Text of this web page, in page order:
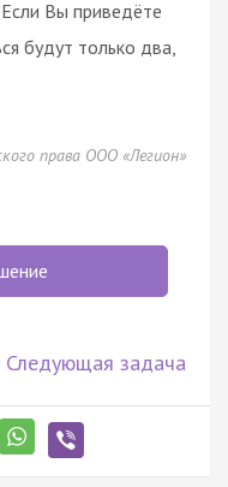
Вы приведёте
будут только два,
права ООО «Легион»
Следующая задача